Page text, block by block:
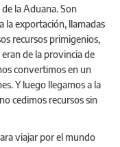
la Aduana. Son
la exportación, llamadas
recursos primigenios,
de la provincia de
convertimos en un
Y luego llegamos a la
cedimos recursos sin
viajar por el mundo